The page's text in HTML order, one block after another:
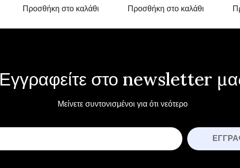
Προσθήκη στο καλάθι Προσθήκη στο καλάθι
Εγγραφείτε στο newsletter
Μείνετε συντονισμένοι για ότι νεότερο